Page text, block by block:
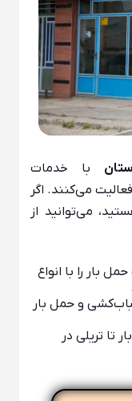
با خدمات
می‌کنند. اگر
می‌توانید از
بار را با انواع
و حمل بار
تا تریلی در